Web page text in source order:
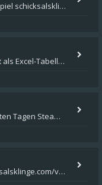
wollte fragen wie kann ich mods für das spiel schicksalsklinge in das spieleverzeichnis kopieren und in welches
Und hier das Gesamtpaket plus Übersicht als Excel-Tabelle: https://forum.schicksalsklinge.com/viewtopic.php?f=239&t=156
Die zwölfe zum Gruß! Ich habe in den letzten Tagen Steam auf meinem Desktop PC mit Windows 11 installiert und über Steam
Probiere es mal hier: https://forum.schicksalsklinge.com/viewtopic.php?f=239&t=15661